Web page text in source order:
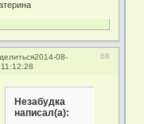
68
2014-08-
Незабудка
написал(а):